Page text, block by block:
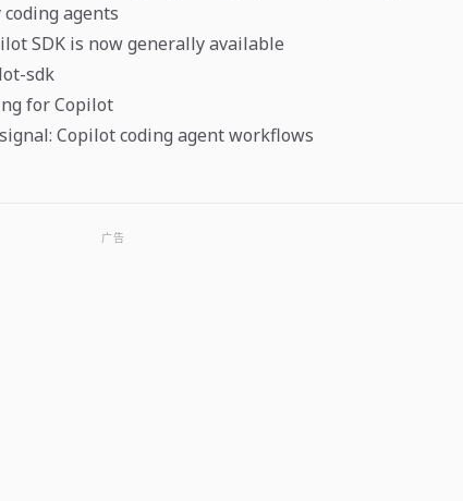
agents
SDK is now generally available
sdk
for Copilot
Copilot coding agent workflows
广告